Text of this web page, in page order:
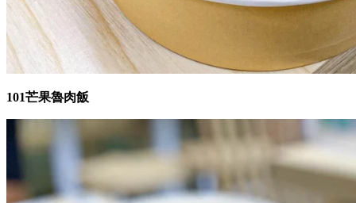
101芒果魯肉飯